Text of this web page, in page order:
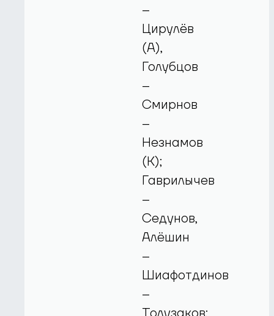
–
Цирулёв
(А),
Голубцов
–
Смирнов
–
Незнамов
(К);
Гаврилычев
–
Седунов,
Алёшин
–
Шиафотдинов
–